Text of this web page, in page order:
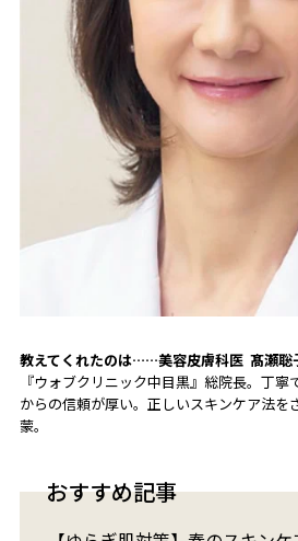
教えてくれたのは……美容皮膚科医 髙瀬聡
『ウォブクリニック中目黒』総院長。丁
からの信頼が厚い。正しいスキンケア法を
蒙。
おすすめ記事